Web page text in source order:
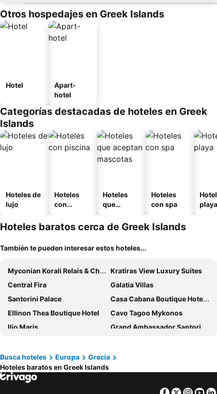
Otros hospedajes en Greek Islands
Hotel
Apart-
hotel
Categorías destacadas de hoteles en Greek
Islands
Hoteles de
lujo
Hoteles
con
Hoteles
que
mascotas
Hoteles
con spa
playa
Hoteles baratos cerca de Greek Islands
También te pueden interesar estos hoteles...
Myconian Korali Relais & Chateaux
Kratiras View Luxury Suites
Central Fira
Galatia Villas
Santorini Palace
Casa Cabana Boutique Hotel & Spa - Adults Only
Ellinon Thea Boutique Hotel
Cavo Tagoo Mykonos
Ilio Maris
Grand Ambassador Santorini Hotel
Reverie Santorini Hotel
Katikies Santorini - Pelagos House - The Leading Hotels of the World
Cactus Hotel
Grecian Castle Hotel
Busca hoteles Europa
Grecia
Hoteles baratos en Greek Islands
Facebook
Twitter